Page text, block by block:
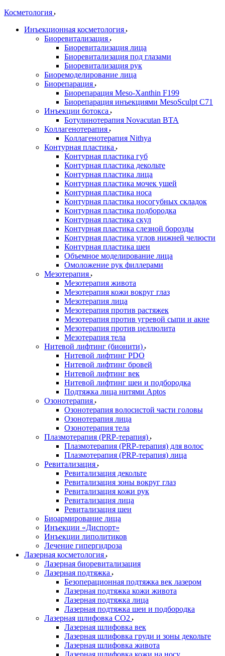
Косметология
Инъекционная косметология
Биоревитализация
Биоревитализация лица
Биоревитализация под глазами
Биоревитализация рук
Биоремоделирование лица
Биорепарация
Биорепарация Meso-Xanthin F199
Биорепарация инъекциями MesoSculpt C71
Инъекции ботокса
Ботулинотерапия Novacutan BTA
Коллагенотерапия
Коллагенотерапия Nithya
Контурная пластика
Контурная пластика губ
Контурная пластика декольте
Контурная пластика лица
Контурная пластика мочек ушей
Контурная пластика носа
Контурная пластика носогубных складок
Контурная пластика подбородка
Контурная пластика скул
Контурная пластика слезной борозды
Контурная пластика углов нижней челюсти
Контурная пластика шеи
Объемное моделирование лица
Омоложение рук филлерами
Мезотерапия
Мезотерапия живота
Мезотерапия кожи вокруг глаз
Мезотерапия лица
Мезотерапия против растяжек
Мезотерапия против угревой сыпи и акне
Мезотерапия против целлюлита
Мезотерапия тела
Нитевой лифтинг (бионити)
Нитевой лифтинг PDO
Нитевой лифтинг бровей
Нитевой лифтинг век
Нитевой лифтинг шеи и подбородка
Подтяжка лица нитями Aptos
Озонотерапия
Озонотерапия волосистой части головы
Озонотерапия лица
Озонотерапия тела
Плазмотерапия (PRP-терапия)
Плазмотерапия (PRP-терапия) для волос
Плазмотерапия (PRP-терапия) лица
Ревитализация
Ревитализация декольте
Ревитализация зоны вокруг глаз
Ревитализация кожи рук
Ревитализация лица
Ревитализация шеи
Биоармирование лица
Инъекции «Диспорт»
Инъекции липолитиков
Лечение гипергидроза
Лазерная косметология
Лазерная биоревитализация
Лазерная подтяжка
Безоперационная подтяжка век лазером
Лазерная подтяжка кожи живота
Лазерная подтяжка лица
Лазерная подтяжка шеи и подбородка
Лазерная шлифовка CO2
Лазерная шлифовка век
Лазерная шлифовка груди и зоны декольте
Лазерная шлифовка живота
Лазерная шлифовка кожи на носу